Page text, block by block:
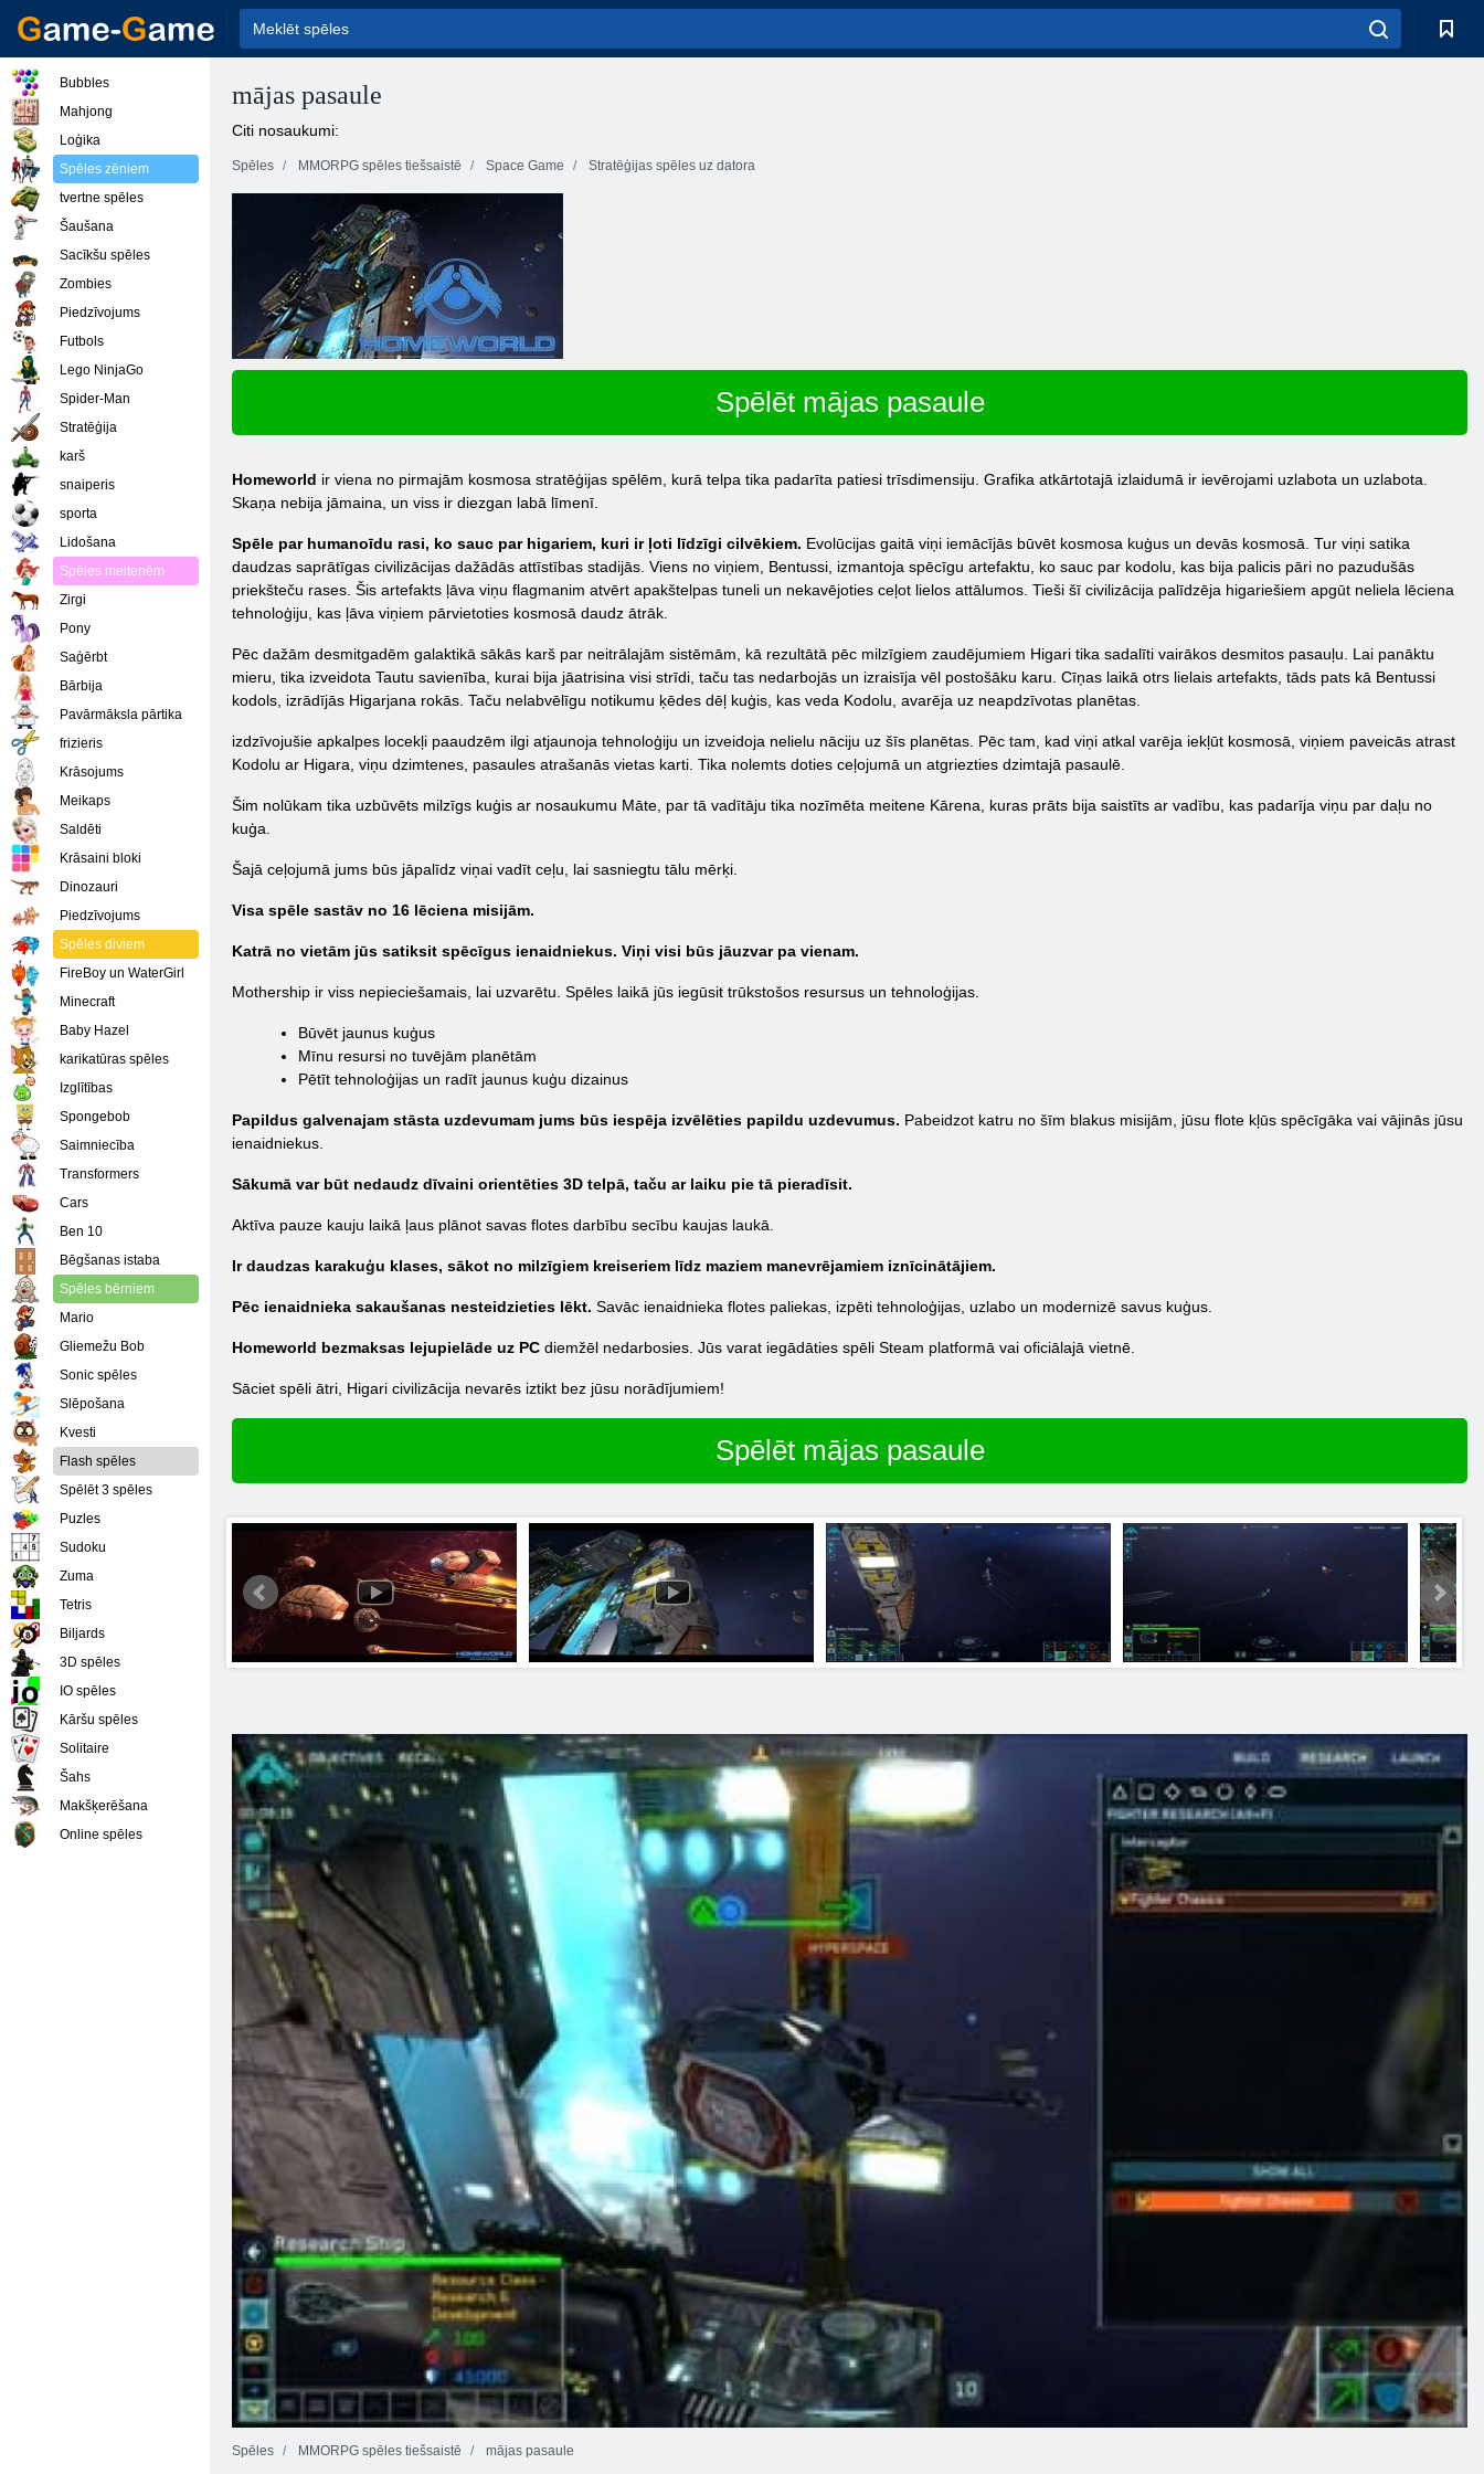
mājas pasaule
Citi nosaukumi:
Spēles MMORPG spēles tiešsaistē Space Game Stratēģijas spēles uz datora
Spēlēt mājas pasaule
Homeworld ir viena no pirmajām kosmosa stratēģijas spēlēm, kurā telpa tika padarīta patiesi trīsdimensiju. Grafika atkārtotajā izlaidumā ir ievērojami uzlabota un uzlabota.
Skaņa nebija jāmaina, un viss ir diezgan labā līmenī.
Spēle par humanoīdu rasi, ko sauc par higariem, kuri ir ļoti līdzīgi cilvēkiem. Evolūcijas gaitā viņi iemācījās būvēt kosmosa kuģus un devās kosmosā. Tur viņi satika
daudzas saprātīgas civilizācijas dažādās attīstības stadijās. Viens no viņiem, Bentussi, izmantoja spēcīgu artefaktu, ko sauc par kodolu, kas bija palicis pāri no pazudušās
priekšteču rases. Šis artefakts ļāva viņu flagmanim atvērt apakštelpas tuneli un nekavējoties ceļot lielos attālumos. Tieši šī civilizācija palīdzēja higariešiem apgūt neliela lēciena
tehnoloģiju, kas ļāva viņiem pārvietoties kosmosā daudz ātrāk.
Pēc dažām desmitgadēm galaktikā sākās karš par neitrālajām sistēmām, kā rezultātā pēc milzīgiem zaudējumiem Higari tika sadalīti vairākos desmitos pasauļu. Lai panāktu
mieru, tika izveidota Tautu savienība, kurai bija jāatrisina visi strīdi, taču tas nedarbojās un izraisīja vēl postošāku karu. Cīņas laikā otrs lielais artefakts, tāds pats kā Bentussi
kodols, izrādījās Higarjana rokās. Taču nelabvēlīgu notikumu ķēdes dēļ kuģis, kas veda Kodolu, avarēja uz neapdzīvotas planētas.
izdzīvojušie apkalpes locekļi paaudzēm ilgi atjaunoja tehnoloģiju un izveidoja nelielu nāciju uz šīs planētas. Pēc tam, kad viņi atkal varēja iekļūt kosmosā, viņiem paveicās atrast
Kodolu ar Higara, viņu dzimtenes, pasaules atrašanās vietas karti. Tika nolemts doties ceļojumā un atgriezties dzimtajā pasaulē.
Šim nolūkam tika uzbūvēts milzīgs kuģis ar nosaukumu Māte, par tā vadītāju tika nozīmēta meitene Kārena, kuras prāts bija saistīts ar vadību, kas padarīja viņu par daļu no
kuģa.
Šajā ceļojumā jums būs jāpalīdz viņai vadīt ceļu, lai sasniegtu tālu mērķi.
Visa spēle sastāv no 16 lēciena misijām.
Katrā no vietām jūs satiksit spēcīgus ienaidniekus. Viņi visi būs jāuzvar pa vienam.
Mothership ir viss nepieciešamais, lai uzvarētu. Spēles laikā jūs iegūsit trūkstošos resursus un tehnoloģijas.
Būvēt jaunus kuģus
Mīnu resursi no tuvējām planētām
Pētīt tehnoloģijas un radīt jaunus kuģu dizainus
Papildus galvenajam stāsta uzdevumam jums būs iespēja izvēlēties papildu uzdevumus. Pabeidzot katru no šīm blakus misijām, jūsu flote kļūs spēcīgāka vai vājinās jūsu
ienaidniekus.
Sākumā var būt nedaudz dīvaini orientēties 3D telpā, taču ar laiku pie tā pieradīsit.
Aktīva pauze kauju laikā ļaus plānot savas flotes darbību secību kaujas laukā.
Ir daudzas karakuģu klases, sākot no milzīgiem kreiseriem līdz maziem manevrējamiem iznīcinātājiem.
Pēc ienaidnieka sakaušanas nesteidzieties lēkt. Savāc ienaidnieka flotes paliekas, izpēti tehnoloģijas, uzlabo un modernizē savus kuģus.
Homeworld bezmaksas lejupielāde uz PC diemžēl nedarbosies. Jūs varat iegādāties spēli Steam platformā vai oficiālajā vietnē.
Sāciet spēli ātri, Higari civilizācija nevarēs iztikt bez jūsu norādījumiem!
Spēlēt mājas pasaule
Spēles MMORPG spēles tiešsaistē mājas pasaule
Bubbles
Mahjong
Loģika
Spēles zēniem
tvertne spēles
Šaušana
Sacīkšu spēles
Zombies
Piedzīvojums
Futbols
Lego NinjaGo
Spider-Man
Stratēģija
karš
snaiperis
sporta
Lidošana
Spēles meitenēm
Zirgi
Pony
Saģērbt
Bārbija
Pavārmāksla pārtika
frizieris
Krāsojums
Meikaps
Saldēti
Krāsaini bloki
Dinozauri
Piedzīvojums
Spēles diviem
FireBoy un WaterGirl
Minecraft
Baby Hazel
karikatūras spēles
Izglītības
Spongebob
Saimniecība
Transformers
Cars
Ben 10
Bēgšanas istaba
Spēles bērniem
Mario
Gliemežu Bob
Sonic spēles
Slēpošana
Kvesti
Flash spēles
Spēlēt 3 spēles
Puzles
Sudoku
Zuma
Tetris
Biljards
3D spēles
IO spēles
Kāršu spēles
Solitaire
Šahs
Makšķerēšana
Online spēles